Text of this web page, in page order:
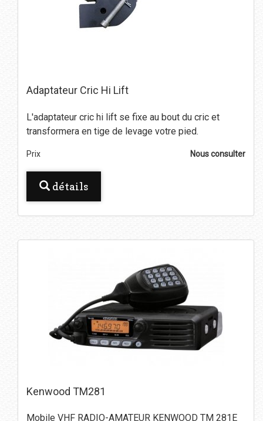
Adaptateur Cric Hi Lift
L'adaptateur cric hi lift se fixe au bout du cric et
transformera en tige de levage votre pied.
Prix Nous consulter
détails
Kenwood TM281
Mobile VHF RADIO-AMATEUR KENWOOD TM 281E